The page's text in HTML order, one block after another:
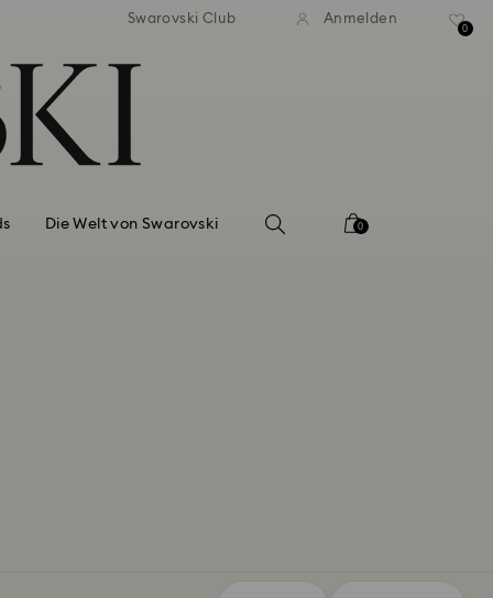
Standardversand ab 99 EUR Kostenloser Standardversand
Swarovski Club Anmelden
0
Die Welt von Swarovski 0